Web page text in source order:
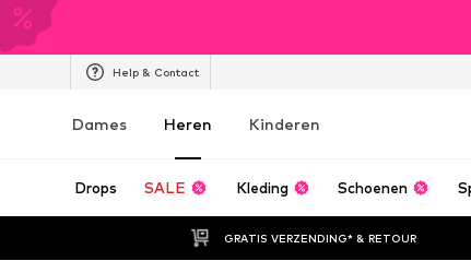
Help & Contact
Dames Heren Kinderen
Drops SALE Kleding Schoenen
GRATIS VERZENDING* & RETOUR